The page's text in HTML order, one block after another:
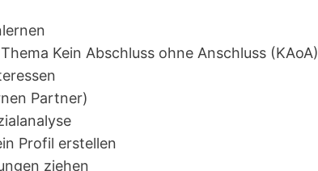
Kein Abschluss ohne Anschluss (KAoA)
Partner)
Profil erstellen
ziehen